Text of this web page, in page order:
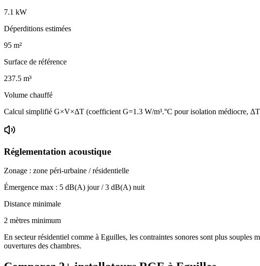
7.1 kW
Déperditions estimées
95 m²
Surface de référence
237.5 m³
Volume chauffé
Calcul simplifié G×V×ΔT (coefficient G=1.3 W/m³.°C pour isolation médiocre,
Réglementation acoustique
Zonage : zone péri-urbaine / résidentielle
Émergence max : 5 dB(A) jour /3 dB(A) nuit
Distance minimale
2 mètres minimum
En secteur résidentiel comme à Eguilles, les contraintes sonores sont plus
ouvertures des chambres.